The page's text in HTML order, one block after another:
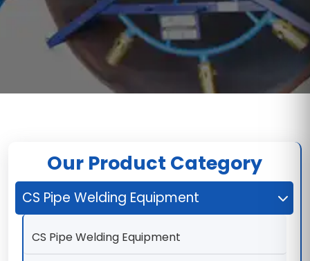
Our Product Category
CS Pipe Welding Equipment
CS Pipe Welding Equipment